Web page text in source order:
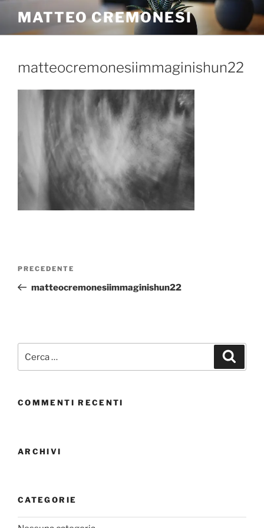
MATTEO CREMONESI
matteocremonesiimmaginishun22
PRECEDENTE
matteocremonesiimmaginishun22
COMMENTI RECENTI
ARCHIVI
CATEGORIE